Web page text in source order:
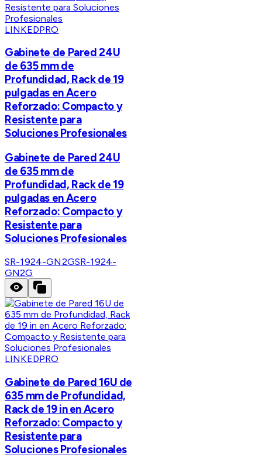
LINKEDPRO
Gabinete de Pared 24U
de 635 mm de
Profundidad, Rack de 19
pulgadas en Acero
Reforzado: Compacto y
Resistente para
Soluciones Profesionales
Gabinete de Pared 24U
de 635 mm de
Profundidad, Rack de 19
pulgadas en Acero
Reforzado: Compacto y
Resistente para
Soluciones Profesionales
SR-1924-GN2GSR-1924-
GN2G
LINKEDPRO
Gabinete de Pared 16U de
635 mm de Profundidad,
Rack de 19 in en Acero
Reforzado: Compacto y
Resistente para
Soluciones Profesionales